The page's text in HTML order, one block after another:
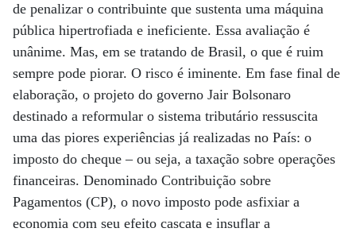
de penalizar o contribuinte que sustenta uma máquina
pública hipertrofiada e ineficiente. Essa avaliação é
unânime. Mas, em se tratando de Brasil, o que é ruim
sempre pode piorar. O risco é iminente. Em fase final de
elaboração, o projeto do governo Jair Bolsonaro
destinado a reformular o sistema tributário ressuscita
uma das piores experiências já realizadas no País: o
imposto do cheque – ou seja, a taxação sobre operações
financeiras. Denominado Contribuição sobre
Pagamentos (CP), o novo imposto pode asfixiar a
economia com seu efeito cascata e insuflar a